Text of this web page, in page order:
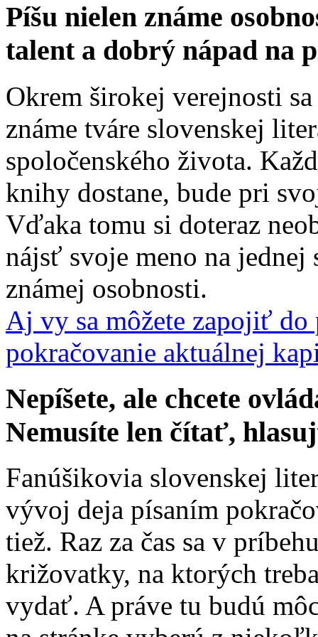
Píšu nielen známe
talent a dobrý nápad na
Okrem širokej verejnosti
známe tváre slovenskej
spoločenského života.
knihy dostane, bude pri
Vďaka tomu si doteraz
nájsť svoje meno na jednej
známej osobnosti.
Aj vy sa môžete zapojiť do
pokračovanie aktuálnej
Nepíšete, ale chcete
Nemusíte len čítať,
Fanúšikovia slovenskej
vývoj deja písaním
tiež. Raz za čas sa v
križovatky, na ktorých
vydať. A práve tu budú